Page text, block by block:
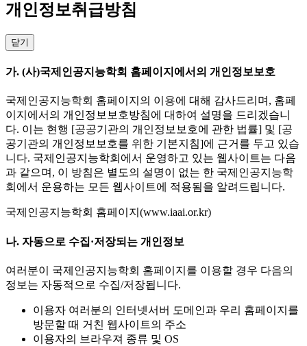
개인정보취급방침
닫기
가. (사)국제인공지능학회 홈페이지에서의 개인정보보호
국제인공지능학회 홈페이지의 이용에 대해 감사드리며, 홈페
이지에서의 개인정보보호방침에 대하여 설명을 드리겠습니
다. 이는 현행 [공공기관의 개인정보보호에 관한 법률] 및 [공
공기관의 개인정보보호를 위한 기본지침]에 근거를 두고 있습
니다. 국제인공지능학회에서 운영하고 있는 웹사이트는 다음
과 같으며, 이 방침은 별도의 설명이 없는 한 국제인공지능학
회에서 운용하는 모든 웹사이트에 적용됨을 알려드립니다.
국제인공지능학회 홈페이지(www.iaai.or.kr)
나. 자동으로 수집·저장되는 개인정보
여러분이 국제인공지능학회 홈페이지를 이용할 경우 다음의
정보는 자동적으로 수집/저장됩니다.
이용자 여러분의 인터넷서버 도메인과 우리 홈페이지를
방문할 때 거친 웹사이트의 주소
이용자의 브라우져 종류 및 OS